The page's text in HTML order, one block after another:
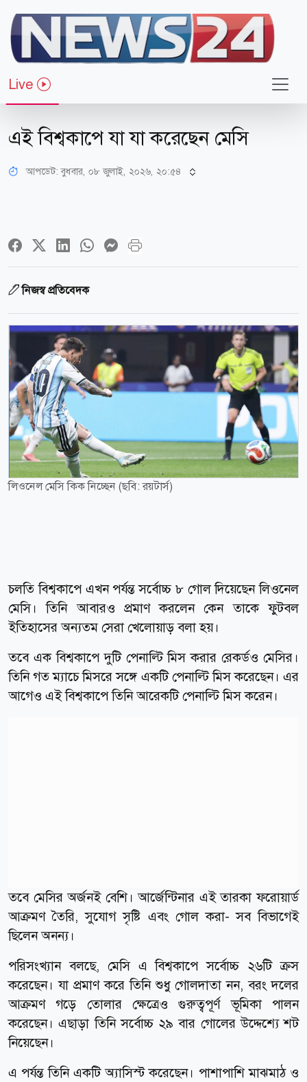
Live
খেলাধুলা
এই বিশ্বকাপে যা যা করেছেন মেসি
আপডেট: বুধবার, ০৮ জুলাই, ২০২৬, ২০:৫৪
নিজস্ব প্রতিবেদক
লিওনেল মেসি কিক নিচ্ছেন (ছবি: রয়টার্স)
চলতি বিশ্বকাপে এখন পর্যন্ত সর্বোচ্চ ৮ গোল দিয়েছেন লিওনেল
মেসি। তিনি আবারও প্রমাণ করলেন কেন তাকে ফুটবল
ইতিহাসের অন্যতম সেরা খেলোয়াড় বলা হয়।
তবে এক বিশ্বকাপে দুটি পেনাল্টি মিস করার রেকর্ডও মেসির।
তিনি গত ম্যাচে মিসরে সঙ্গে একটি পেনাল্টি মিস করেছেন। এর
আগেও এই বিশ্বকাপে তিনি আরেকটি পেনাল্টি মিস করেন।
তবে মেসির অর্জনই বেশি। আর্জেন্টিনার এই তারকা ফরোয়ার্ড
আক্রমণ তৈরি, সুযোগ সৃষ্টি এবং গোল করা- সব বিভাগেই
ছিলেন অনন্য।
পরিসংখ্যান বলছে, মেসি এ বিশ্বকাপে সর্বোচ্চ ২৬টি ক্রস
করেছেন। যা প্রমাণ করে তিনি শুধু গোলদাতা নন, বরং দলের
আক্রমণ গড়ে তোলার ক্ষেত্রেও গুরুত্বপূর্ণ ভূমিকা পালন
করেছেন। এছাড়া তিনি সর্বোচ্চ ২৯ বার গোলের উদ্দেশ্যে শট
নিয়েছেন।
এ পর্যন্ত তিনি একটি অ্যাসিস্ট করেছেন। পাশাপাশি মাঝমাঠ ও